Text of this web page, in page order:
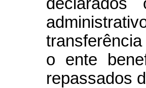
o ente
repassados